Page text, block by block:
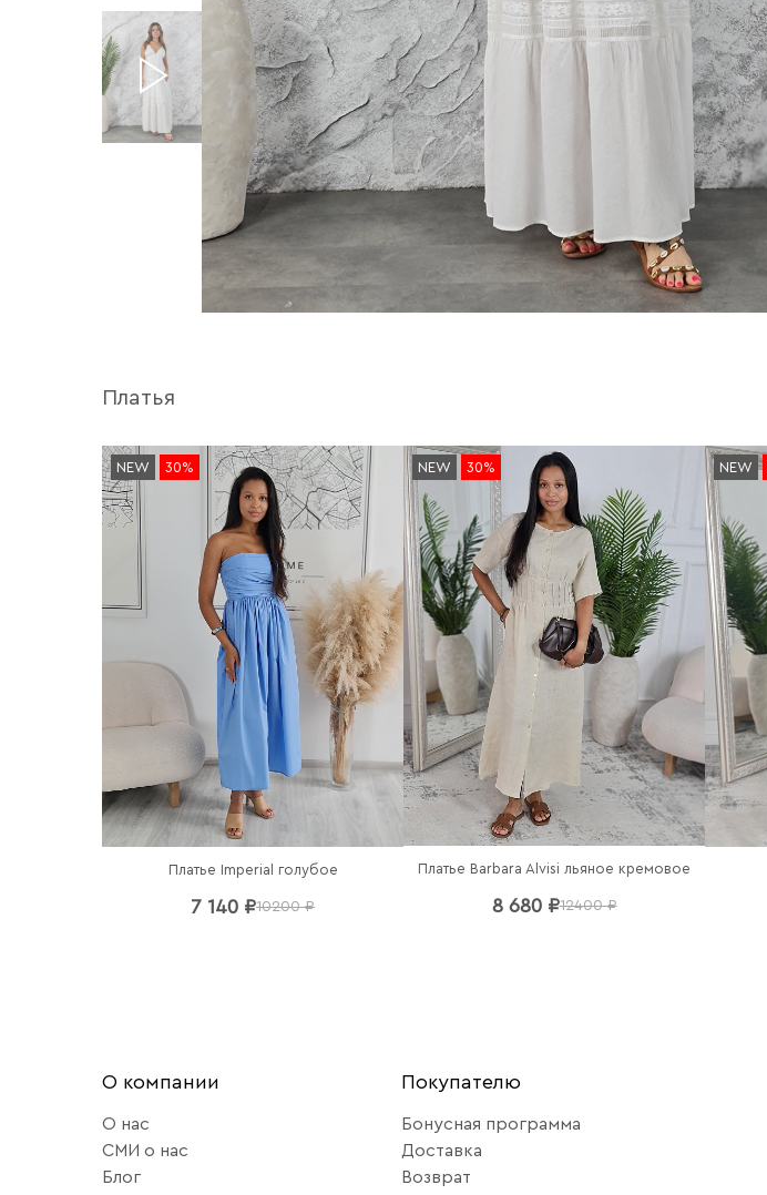
Платья
NEW 30%
Платье Imperial голубое
7 140 ₽10200 ₽
NEW 30%
Платье Barbara Alvisi льяное кремовое
8 680 ₽12400 ₽
NEW
О компании
О нас
СМИ о нас
Блог
Покупателю
Бонусная программа
Доставка
Возврат